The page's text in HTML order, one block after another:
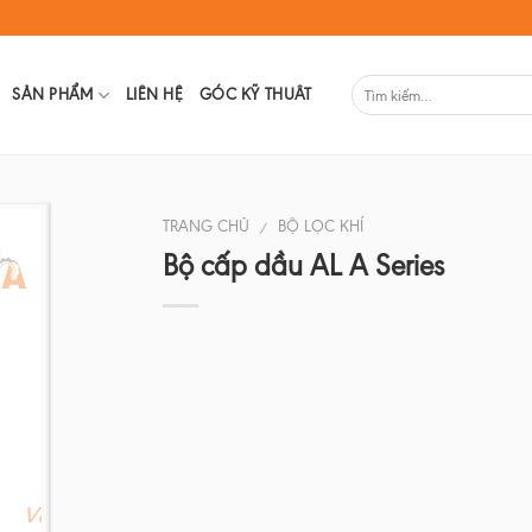
SẢN PHẨM LIÊN HỆ GÓC KỸ THUÂT
TRANG CHỦ / BỘ LỌC KHÍ
Bộ cấp dầu AL A Series